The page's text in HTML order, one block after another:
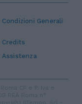
Condizioni Generali
Credits
Assistenza